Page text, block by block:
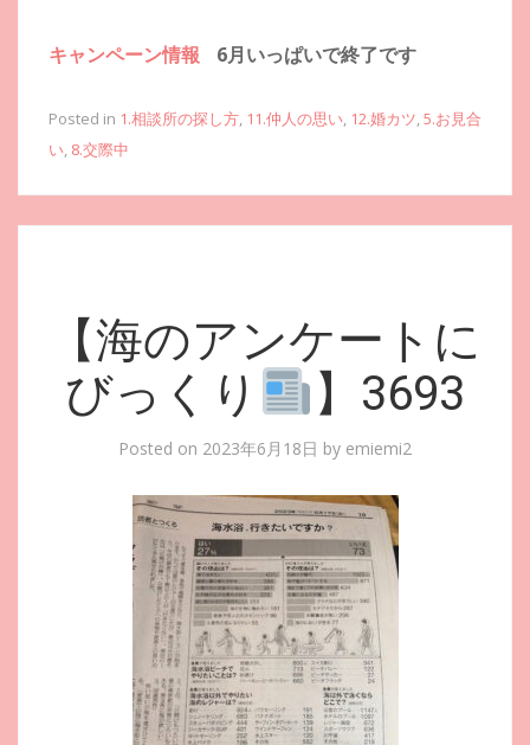
キャンペーン情報 6月いっぱいで終了です
Posted in 1.相談所の探し方, 11.仲人の思い, 12.婚カツ,5.お見合
い, 8.交際中
【海のアンケートに
びっくり
】3693
Posted on 2023年6月18日 by emiemi2